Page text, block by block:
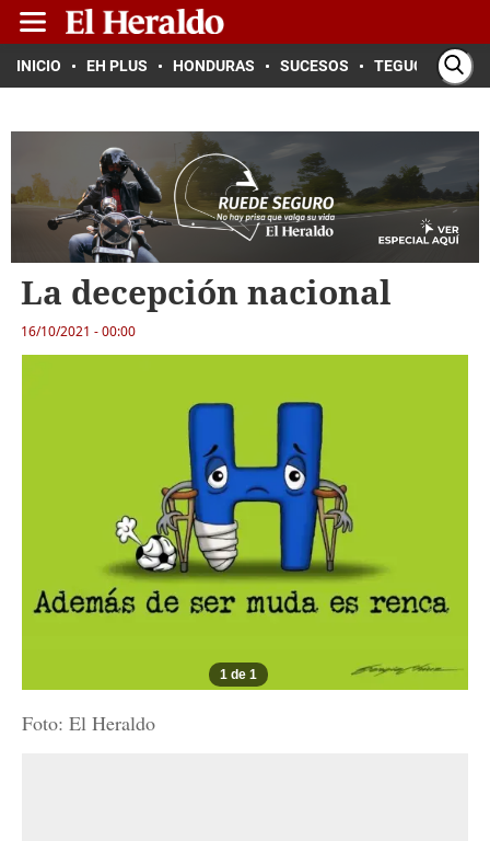
INICIO EH PLUS HONDURAS SUCESOS TEGUCIGALPA
La decepción nacional
16/10/2021 - 00:00
1 de 1
Foto: El Heraldo